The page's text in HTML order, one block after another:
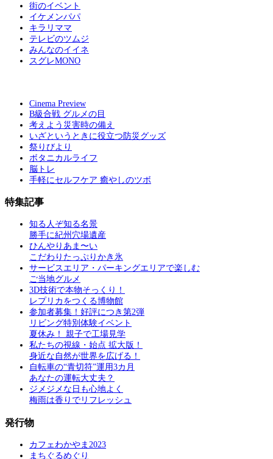
街のイベント
イケメンパパ
キラリママ
テレビのツムジ
みんなのイイネ
スグレMONO
Cinema Preview
B級合戦 グルメの目
考えよう災害時の備え
いざというときに役立つ防災グッズ
祭りびより
ボタニカルライフ
脳トレ
手軽にセルフケア 癒やしのツボ
特集記事
知る人ぞ知る名景
勝手に紀州穴場遺産
ひんやりあま〜い
こだわりたっぷりかき氷
サービスエリア・パーキングエリアで楽しむ
ご当地グルメ
3D技術で本物そっくり！
レプリカをつくる博物館
参加者募集！好評につき第2弾
リビング特別体験イベント
夏休み！ 親子で工場見学
私たちの視線・始点 拡大版！
身近な自然が世界を広げる！
自転車の“青切符”運用3カ月
あなたの運転大丈夫？
ジメジメな日も心地よく
梅雨は香りでリフレッシュ
発行物
カフェわかやま2023
まちぐるめぐり